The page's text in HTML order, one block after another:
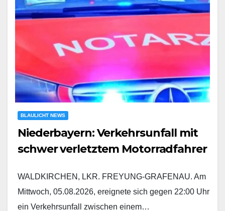
BLAULICHT NEWS
Niederbayern: Verkehrsunfall mit
schwer verletztem Motorradfahrer
WALDKIRCHEN, LKR. FREYUNG-GRAFENAU. Am
Mittwoch, 05.08.2026, ereignete sich gegen 22:00 Uhr
ein Verkehrsunfall zwischen einem…